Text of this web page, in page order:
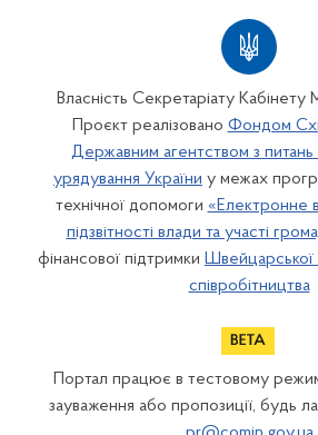
Власність Секретаріату Кабінету
Проєкт реалізовано Фондом
Державним агентством з
урядування України у межах
технічної допомоги «Електронне
підзвітності влади та участі
фінансової підтримки Швейцарської
співробітництва
Портал працює в тестовому
зауваження або пропозиції, будь